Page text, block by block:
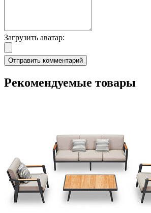
Загрузить аватар:
Рекомендуемые товары